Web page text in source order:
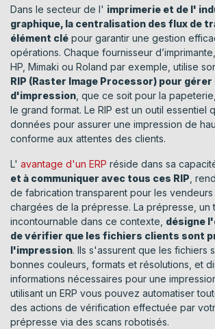
Dans le secteur de l' imprimerie et de l'
graphique, la centralisation des flux de
élément clé pour garantir une gestion
opérations. Chaque fournisseur
HP, Mimaki ou Roland par exemple, utilise
RIP (Raster Image Processor) pour
d'impression , que ce soit pour la
le grand format. Le RIP est un outil essentiel
données pour assurer une impression de
conforme aux attentes des clients.
L' avantage d'un ERP réside dans sa
et à communiquer avec tous ces RIP ,
de fabrication transparent pour les
chargées de la prépresse. La prépresse, un
incontournable dans ce contexte, désigne
de vérifier que les fichiers clients sont
l'impression. Ils s'assurent que les fichiers
bonnes couleurs, formats et résolutions, et
informations nécessaires pour une
utilisant un ERP vous pouvez automatiser
des actions de vérification effectuée par
prépresse via des scans robotisés.